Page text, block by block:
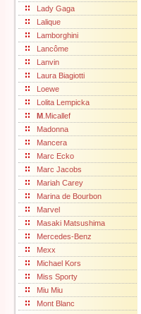
Lady Gaga
Lalique
Lamborghini
Lancôme
Lanvin
Laura Biagiotti
Loewe
Lolita Lempicka
M .Micallef
Madonna
Mancera
Marc Ecko
Marc Jacobs
Mariah Carey
Marina de Bourbon
Marvel
Masaki Matsushima
Mercedes-Benz
Mexx
Michael Kors
Miss Sporty
Miu Miu
Mont Blanc